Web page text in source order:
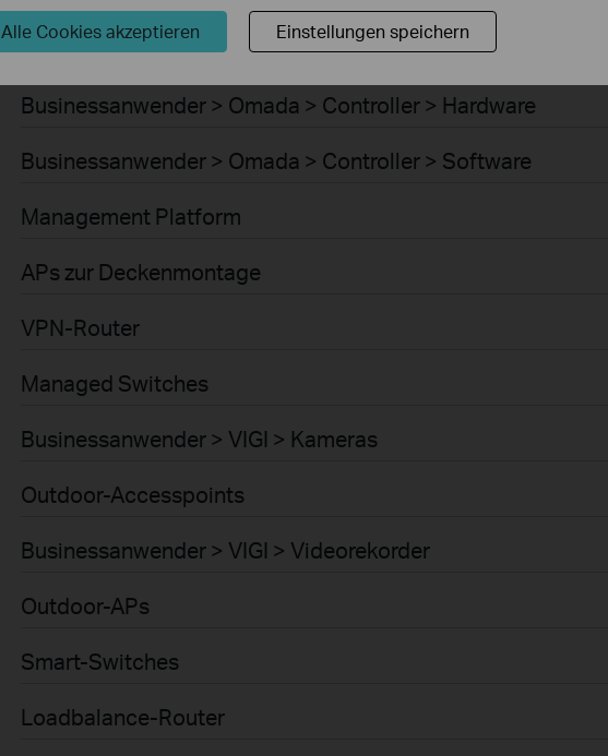
Businessanwender > Omada > Controller > Cloud-Based
Businessanwender > Omada > Controller > Hardware
Businessanwender > Omada > Controller > Software
Management Platform
APs zur Deckenmontage
VPN-Router
Managed Switches
Businessanwender > VIGI > Kameras
Outdoor-Accesspoints
Businessanwender > VIGI > Videorekorder
Outdoor-APs
Smart-Switches
Loadbalance-Router
Alle Cookies akzeptieren Einstellungen speichern